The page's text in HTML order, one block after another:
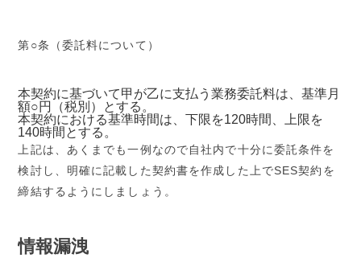
第○条（委託料について）
本契約に基づいて甲が乙に支払う業務委託料は、基準月
額○円（税別）とする。
本契約における基準時間は、下限を120時間、上限を
140時間とする。
上記は、あくまでも一例なので自社内で十分に委託条件を
検討し、明確に記載した契約書を作成した上でSES契約を
締結するようにしましょう。
情報漏洩